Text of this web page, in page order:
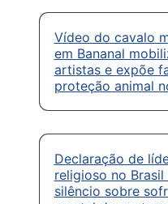
Vídeo do cavalo
em Bananal
artistas e expõe
proteção animal
Declaração de
religioso no Brasil
silêncio sobre